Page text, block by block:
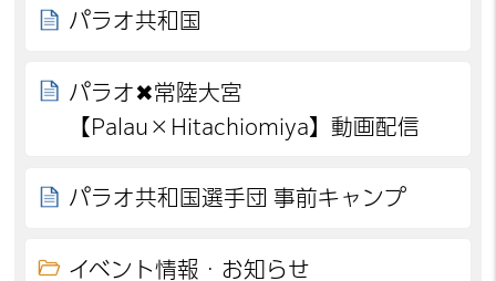
パラオ共和国
パラオ✖常陸大宮
【Palau×Hitachiomiya】動画配信
パラオ共和国選手団 事前キャンプ
イベント情報・お知らせ